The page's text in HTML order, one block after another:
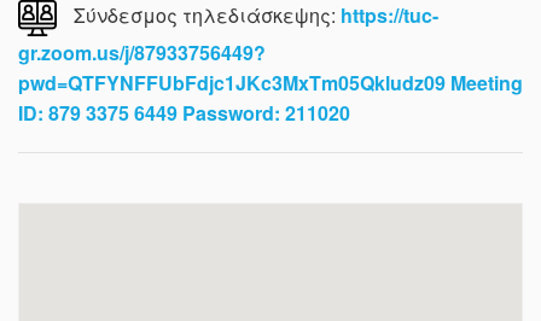
Σύνδεσμος τηλεδιάσκεψης: https://tuc-
gr.zoom.us/j/87933756449?
pwd=QTFYNFFUbFdjc1JKc3MxTm05Qkludz09 Meeting
ID: 879 3375 6449 Password: 211020